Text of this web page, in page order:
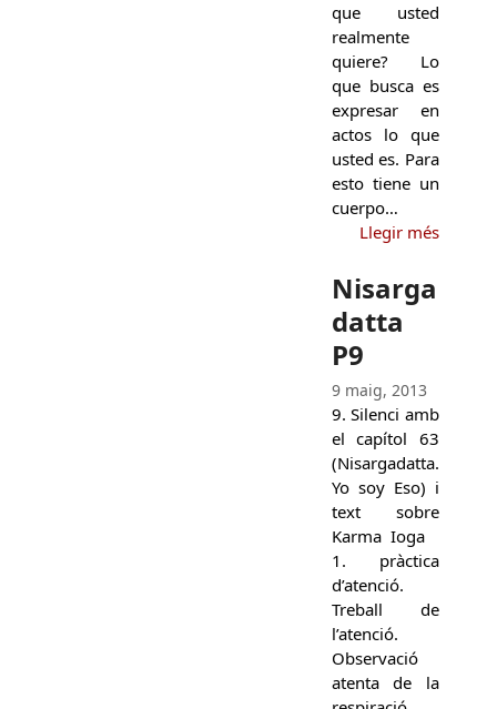
que usted
realmente
quiere? Lo
que busca es
expresar en
actos lo que
usted es. Para
esto tiene un
cuerpo…
Llegir més
Nisarga
datta
P9
9 maig, 2013
9. Silenci amb
el capítol 63
(Nisargadatta.
Yo soy Eso) i
text sobre
Karma Ioga
1. pràctica
d’atenció.
Treball de
l’atenció.
Observació
atenta de la